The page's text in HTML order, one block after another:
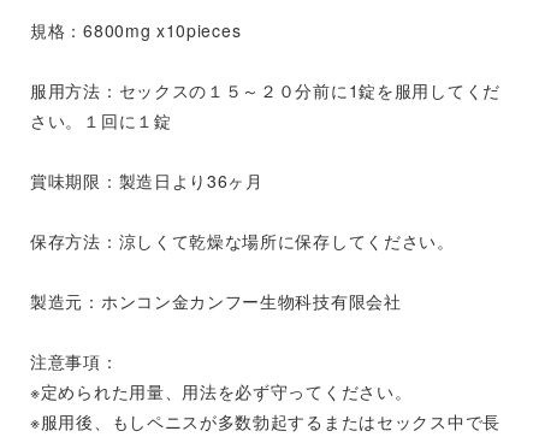
規格：6800mg x10pieces
服用方法：セックスの１５～２０分前に1錠を服用してくだ
さい。１回に１錠
賞味期限：製造日より36ヶ月
保存方法：涼しくて乾燥な場所に保存してください。
製造元：ホンコン金カンフー生物科技有限会社
注意事項：
※定められた用量、用法を必ず守ってください。
※服用後、もしペニスが多数勃起するまたはセックス中で長